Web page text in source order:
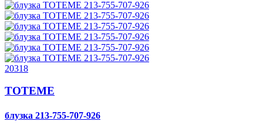
20318
TOTEME
блузка 213-755-707-926